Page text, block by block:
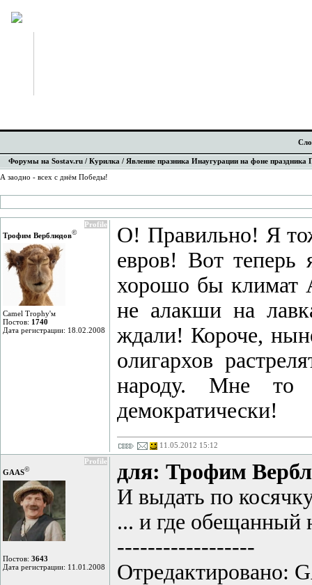
Форумы на Sostav.ru / Курилка / Явление празника Инаугурации на фоне праздника
А заодно - всех с днём Победы!
Profile
Трофим Верблюдов©
Camel Trophy'м
Постов: 1740
Дата регистрации: 18.02.2008
О! Правильно! Я
евров! Вот теперь
хорошо бы климат
не алакши на
ждали! Короче,
олигархов
народу. Мне то
демократически!
11.05.2012 15:12
Profile
GAAS©
Постов: 3643
Дата регистрации: 11.01.2008
для: Трофим
И выдать по
... и где обещанный
------------------
Отредактировано: